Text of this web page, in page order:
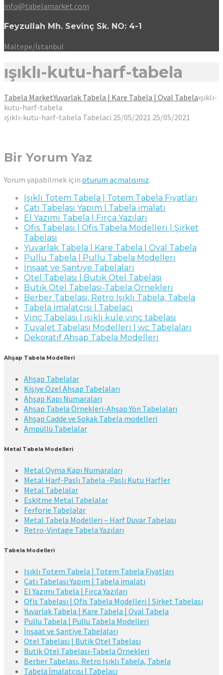
info@tabelamarket.com
Feyzullah Mh. Sevinç Sk. NO: 4-1
Maltepe/İstanbul
ışıklı-kutu-harf-tabela
Tabela MarketYuvarlak Tabela | Kare Tabela | Oval Tabelaışıklı-
kutu-harf-tabela
ışıklı-kutu-harf-tabela Tabelaci 25/05/2021 25/05/2021
Bir Yorum Yaz
Yorum yapabilmek için oturum açmalısınız.
Işıklı Totem Tabela | Totem Tabela Fiyatları
Çatı Tabelası Yapım | Tabela imalatı
El Yazımı Tabela | Fırça Yazıları
Ofis Tabelası | Ofis Tabela Modelleri | Şirket
Tabelası
Yuvarlak Tabela | Kare Tabela | Oval Tabela
Pullu Tabela | Pullu Tabela Modelleri
İnşaat ve Şantiye Tabelaları
Otel Tabelası | Butik Otel Tabelası
Butik Otel Tabelası-Tabela Örnekleri
Berber Tabelası, Retro Işıklı Tabela, Tabela
Tabela İmalatçısı | Tabelacı
Vinç Tabelası | ışıklı kule vinç tabelası
Tuvalet Tabelası Modelleri | wc Tabelaları
Dekoratif Ahşap Tabela Modelleri
Ahşap Tabela Modelleri
Ahşap Tabelalar
Kişiye Özel Ahşap Tabelaları
Ahşap Kapı Numaraları
Ahşap Tabela Örnekleri-Ahşap Yön Tabelaları
Ahşap Cadde ve Sokak Tabela modelleri
Ampüllü Tabelalar
Metal Tabela Modelleri
Metal Oyma Kapı Numaraları
Metal Harf-Paslı Tabela -Paslı Kutu Harfler
Metal Tabelalar
Eskitme Metal Tabelalar
Ferforje Tabelalar
Metal Tabela Modelleri – Harf Duvar Tabelası
Retro-Vintage Tabela Yazıları
Tabela Modelleri
Işıklı Totem Tabela | Totem Tabela Fiyatları
Çatı Tabelası Yapım | Tabela imalatı
El Yazımı Tabela | Fırça Yazıları
Ofis Tabelası | Ofis Tabela Modelleri | Şirket Tabelası
Yuvarlak Tabela | Kare Tabela | Oval Tabela
Pullu Tabela | Pullu Tabela Modelleri
İnşaat ve Şantiye Tabelaları
Otel Tabelası | Butik Otel Tabelası
Butik Otel Tabelası-Tabela Örnekleri
Berber Tabelası, Retro Işıklı Tabela, Tabela
Tabela İmalatçısı | Tabelacı